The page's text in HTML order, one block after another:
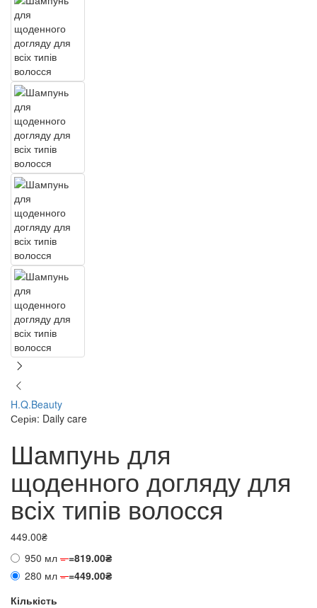
H.Q.Beauty
Серія: Daily care
Шампунь для
щоденного догляду для
всіх типів волосся
449.00₴
950 мл ==819.00₴
280 мл ==449.00₴
Кількість